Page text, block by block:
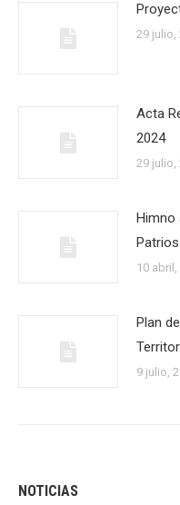
29 julio,
Acta
2024
29 julio,
Himno
10 abril,
Plan
9 julio,
NOTICIAS